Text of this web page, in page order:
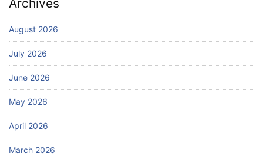
Archives
August 2026
July 2026
June 2026
May 2026
April 2026
March 2026